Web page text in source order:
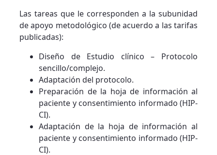
Las tareas que le corresponden a la subunidad
de apoyo metodológico (de acuerdo a las tarifas
publicadas):
Diseño de Estudio clínico – Protocolo
sencillo/complejo.
Adaptación del protocolo.
Preparación de la hoja de información al
paciente y consentimiento informado (HIP-
CI).
Adaptación de la hoja de información al
paciente y consentimiento informado (HIP-
CI).